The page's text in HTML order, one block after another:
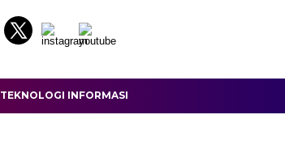
TEKNOLOGI INFORMASI